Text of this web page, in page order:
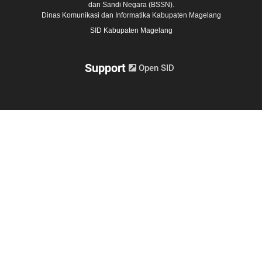
dan Sandi Negara (BSSN).
Dinas Komunikasi dan Informatika Kabupaten Magelang
SID Kabupaten Magelang
Support Open SID